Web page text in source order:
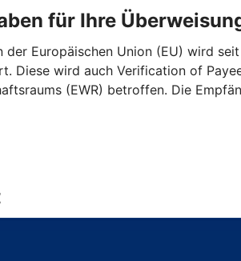
für Ihre
der Europäischen Union (EU) wird
Diese wird auch Verification of
(EWR) betroffen. Die